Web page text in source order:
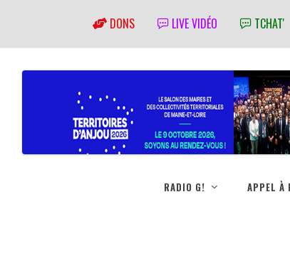
DONS LIVE VIDÉO TCHAT'
RADIO G! APPEL À